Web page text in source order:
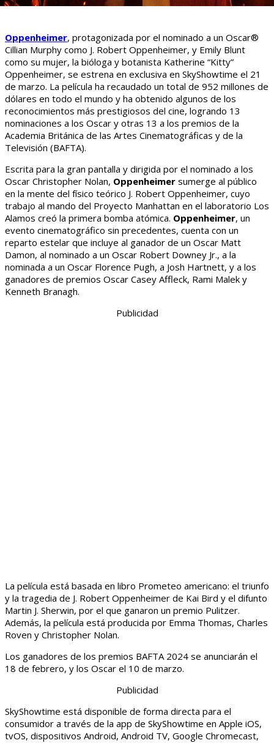
Oppenheimer, protagonizada por el nominado a un Oscar®
Cillian Murphy como J. Robert Oppenheimer, y Emily Blunt
como su mujer, la bióloga y botanista Katherine “Kitty”
Oppenheimer, se estrena en exclusiva en SkyShowtime el 21
de marzo. La película ha recaudado un total de 952 millones de
dólares en todo el mundo y ha obtenido algunos de los
reconocimientos más prestigiosos del cine, logrando 13
nominaciones a los Oscar y otras 13 a los premios de la
Academia Británica de las Artes Cinematográficas y de la
Televisión (BAFTA).
Escrita para la gran pantalla y dirigida por el nominado a los
Oscar Christopher Nolan, Oppenheimer sumerge al público
en la mente del físico teórico J. Robert Oppenheimer, cuyo
trabajo al mando del Proyecto Manhattan en el laboratorio Los
Alamos creó la primera bomba atómica. Oppenheimer, un
evento cinematográfico sin precedentes, cuenta con un
reparto estelar que incluye al ganador de un Oscar Matt
Damon, al nominado a un Oscar Robert Downey Jr., a la
nominada a un Oscar Florence Pugh, a Josh Hartnett, y a los
ganadores de premios Oscar Casey Affleck, Rami Malek y
Kenneth Branagh.
Publicidad
La película está basada en libro Prometeo americano: el triunfo
y la tragedia de J. Robert Oppenheimer de Kai Bird y el difunto
Martin J. Sherwin, por el que ganaron un premio Pulitzer.
Además, la película está producida por Emma Thomas, Charles
Roven y Christopher Nolan.
Los ganadores de los premios BAFTA 2024 se anunciarán el
18 de febrero, y los Oscar el 10 de marzo.
Publicidad
SkyShowtime está disponible de forma directa para el
consumidor a través de la app de SkyShowtime en Apple iOS,
tvOS, dispositivos Android, Android TV, Google Chromecast,